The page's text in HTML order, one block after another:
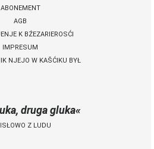
druga gluka
Z LUDU
ABONEMENT
AGB
WUZJAWJENJE K BŹEZARIEROSĆI
IMPRESUM
NJEJO W KAŠĆIKU BYŁ